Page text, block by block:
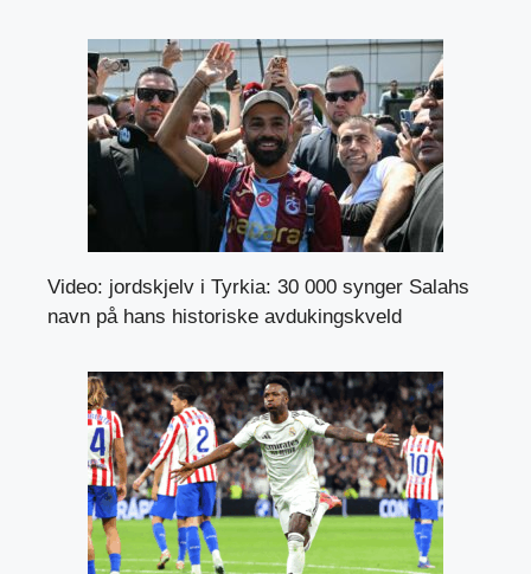
Video: jordskjelv i Tyrkia: 30 000 synger Salahs
navn på hans historiske avdukingskveld